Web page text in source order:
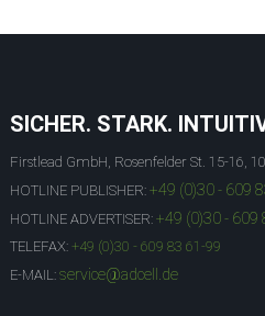
SICHER. STARK.
Firstlead GmbH, Rosenfelder St. 15-16,
HOTLINE PUBLISHER: +49 (0)30 - 609
HOTLINE ADVERTISER: +49 (0)30 - 609
TELEFAX: +49 (0)30 - 609 83 61-99
E-MAIL: service@adcell.de